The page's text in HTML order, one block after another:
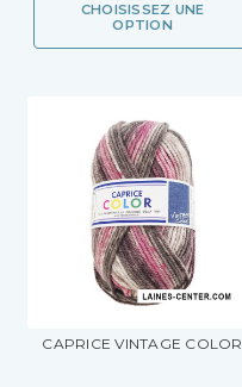
CHOISISSEZ UNE
OPTION
CAPRICE VINTAGE COLOR